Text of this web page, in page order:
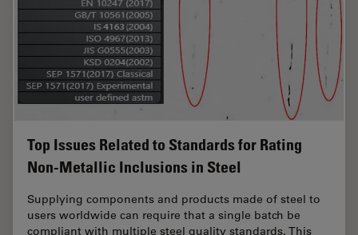
Top Issues Related to Standards for Rating
Non-Metallic Inclusions in Steel
Supplying components and products made of steel to
users worldwide can require that a single batch be
compliant with multiple steel quality standards. This